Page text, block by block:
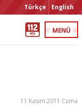
Türkçe English
11 Kasım 2011 Cuma